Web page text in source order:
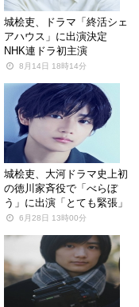
城桧吏、ドラマ「終活シェ
アハウス」に出演決定
NHK連ドラ初主演
8月14日 18時14分
城桧吏、大河ドラマ史上初
の徳川家斉役で「べらぼ
う」に出演「とても緊張」
6月28日 13時00分